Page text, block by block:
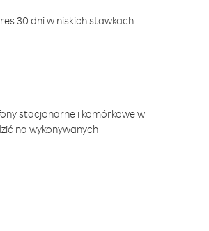
30 dni w niskich stawkach
stacjonarne i komórkowe w
na wykonywanych